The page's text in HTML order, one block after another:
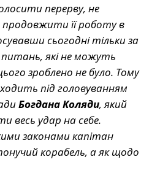
перерву, не
її роботу в
сьогодні тільки за
які не можуть
зроблено не було. Тому
під головуванням
Богдана Коляди, який
весь удар на себе.
законами капітан
корабель, а як щодо